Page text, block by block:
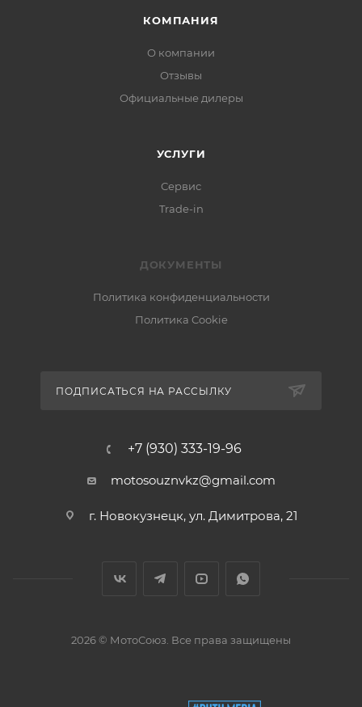
КОМПАНИЯ
О компании
Отзывы
Официальные дилеры
УСЛУГИ
Сервис
Trade-in
ДОКУМЕНТЫ
Политика конфиденциальности
Политика Cookie
ПОДПИСАТЬСЯ НА РАССЫЛКУ
+7 (930) 333-19-96
motosouznvkz@gmail.com
г. Новокузнецк, ул. Димитрова, 21
2026 © МотоСоюз. Все права защищены